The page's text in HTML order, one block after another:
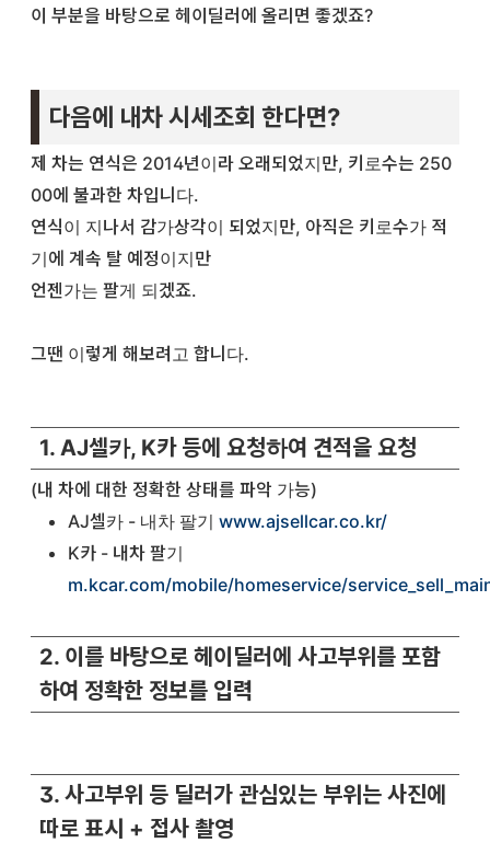
이 부분을 바탕으로 헤이딜러에 올리면 좋겠죠?
다음에 내차 시세조회 한다면?
제 차는 연식은 2014년이라 오래되었지만, 키로수는 250
00에 불과한 차입니다.
연식이 지나서 감가상각이 되었지만, 아직은 키로수가 적
기에 계속 탈 예정이지만
언젠가는 팔게 되겠죠.
그땐 이렇게 해보려고 합니다.
1. AJ셀카, K카 등에 요청하여 견적을 요청
(내 차에 대한 정확한 상태를 파악 가능)
AJ셀카 - 내차 팔기 www.ajsellcar.co.kr/
K카 - 내차 팔기
m.kcar.com/mobile/homeservice/
2. 이를 바탕으로 헤이딜러에 사고부위를 포함
하여 정확한 정보를 입력
3. 사고부위 등 딜러가 관심있는 부위는 사진에
따로 표시 + 접사 촬영